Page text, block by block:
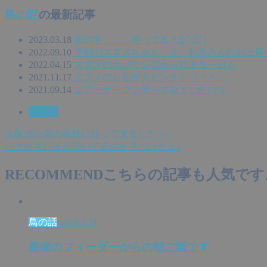
鳥の話の最新記事
2023.03.18 雨の中、、、待ってる！Σ(ﾟДﾟ)
2022.09.10 早朝のスズメちゃん ＆ お兄さんのお土産
2022.04.15 スズメのホバリングから始まる一日☆
2021.11.17 スズメのお宿が大ピンチ！（＾＾；
2021.09.14 エアーオーブン使ってみました(^^)/
大阪城公園の梅林に行って来ました～♪
ハクセキレイが歩いてるのを見つけたよ♪
RECOMMENDこちらの記事も人気です
鳥の話 2018.3.31
最後のフィーダーからの朝ご飯です